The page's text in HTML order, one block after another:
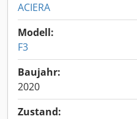
ACIERA
Modell:
F3
Baujahr:
2020
Zustand: